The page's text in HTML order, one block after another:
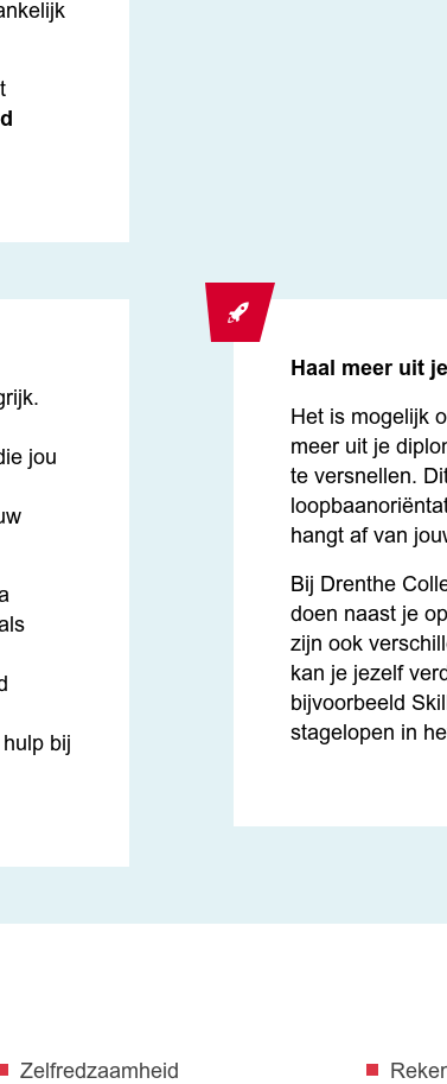
jou
bij
Haal meer uit
Het is mogelijk
meer uit je
te versnellen.
hangt af van
Bij Drenthe
doen naast je
zijn ook
kan je jezelf
bijvoorbeeld
stagelopen in
Zelfredzaamheid